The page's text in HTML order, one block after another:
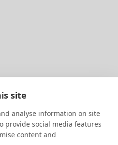
site
analyse information on site
provide social media features
content and